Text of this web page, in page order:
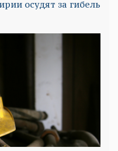
осудят за гибель